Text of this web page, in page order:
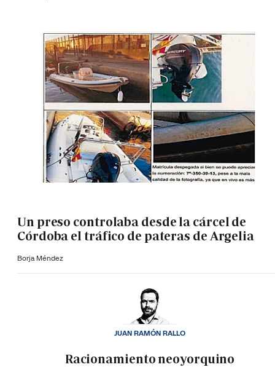
Un preso controlaba desde la cárcel de
Córdoba el tráfico de pateras de Argelia
Borja Méndez
Racionamiento neoyorquino
JUAN RAMÓN RALLO